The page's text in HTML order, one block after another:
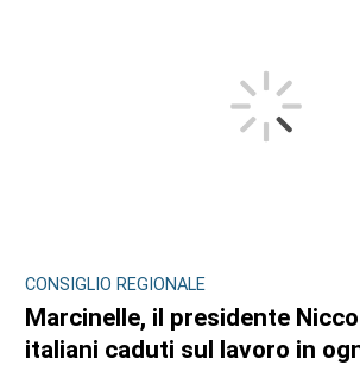
CONSIGLIO REGIONALE
Marcinelle, il presidente
italiani caduti sul lavoro in